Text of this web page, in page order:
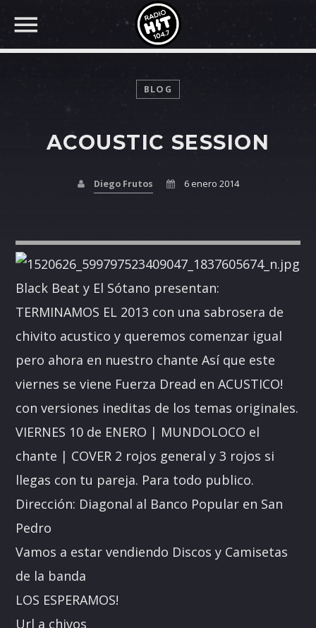
Facebook
Whatsapp
BLOG
ACOUSTIC SESSION
Diego Frutos 6 enero 2014
Black Beat y El Sótano presentan:
TERMINAMOS EL 2013 con una sabrosera de
chivito acustico y queremos comenzar igual
pero ahora en nuestro chante Así que este
viernes se viene Fuerza Dread en ACUSTICO!
con versiones ineditas de los temas originales.
VIERNES 10 de ENERO | MUNDOLOCO el
chante | COVER 2 rojos general y 3 rojos si
llegas con tu pareja. Para todo publico.
Dirección: Diagonal al Banco Popular en San
Pedro
Vamos a estar vendiendo Discos y Camisetas
de la banda
LOS ESPERAMOS!
Url a chivos